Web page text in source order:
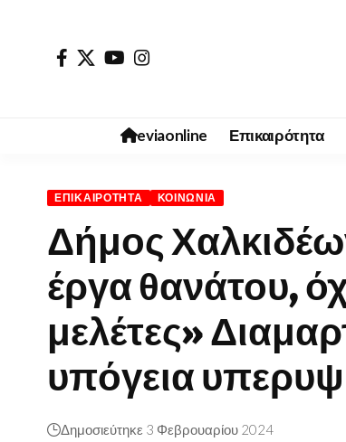
eviaonline Επικαιρότητα
ΕΠΙΚΑΙΡΌΤΗΤΑ ΚΟΙΝΩΝΊΑ
Δήμος
έργα θανάτου,
μελέτες»
υπόγεια
Δημοσιεύτηκε 3 Φεβρουαρίου 2024